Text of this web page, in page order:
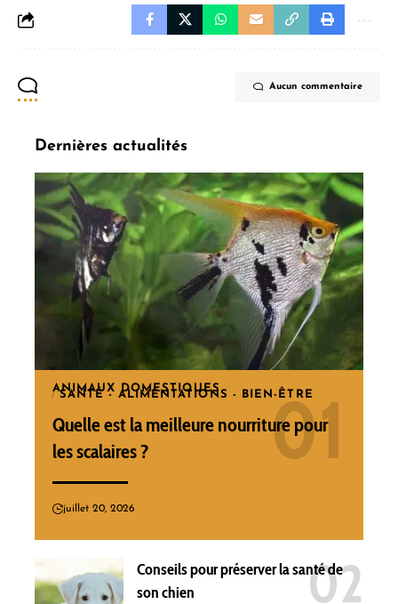
Aucun commentaire
Dernières actualités
ANIMAUX DOMESTIQUES
SANTÉ - ALIMENTATIONS - BIEN-ÊTRE
Quelle est la meilleure nourriture pour
les scalaires ?
juillet 20, 2026
Conseils pour préserver la santé de
son chien